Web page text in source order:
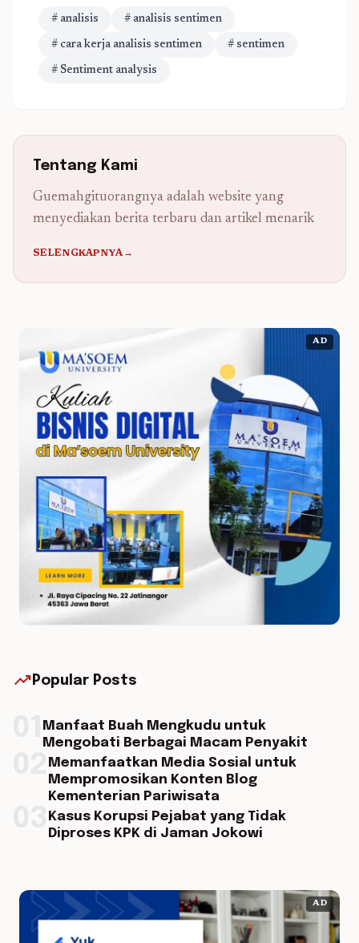
# analisis # analisis sentimen
# cara kerja analisis sentimen # sentimen
# Sentiment analysis
Tentang Kami
Guemahgituorangnya adalah website yang
menyediakan berita terbaru dan artikel menarik
SELENGKAPNYA→
AD
trending_up Popular Posts
Manfaat Buah Mengkudu untuk
Mengobati Berbagai Macam Penyakit
Memanfaatkan Media Sosial untuk
Mempromosikan Konten Blog
Kementerian Pariwisata
Kasus Korupsi Pejabat yang Tidak
Diproses KPK di Jaman Jokowi
AD